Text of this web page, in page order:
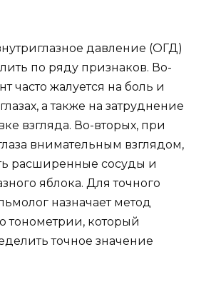
давление (ОГД)
по ряду признаков. Во-
часто жалуется на боль и
а также на затруднение
взгляда. Во-вторых, при
внимательным взглядом,
расширенные сосуды и
яблока. Для точного
назначает метод
тонометрии, который
точное значение